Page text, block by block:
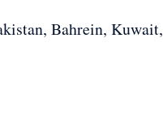
Bahrein, Kuwait,